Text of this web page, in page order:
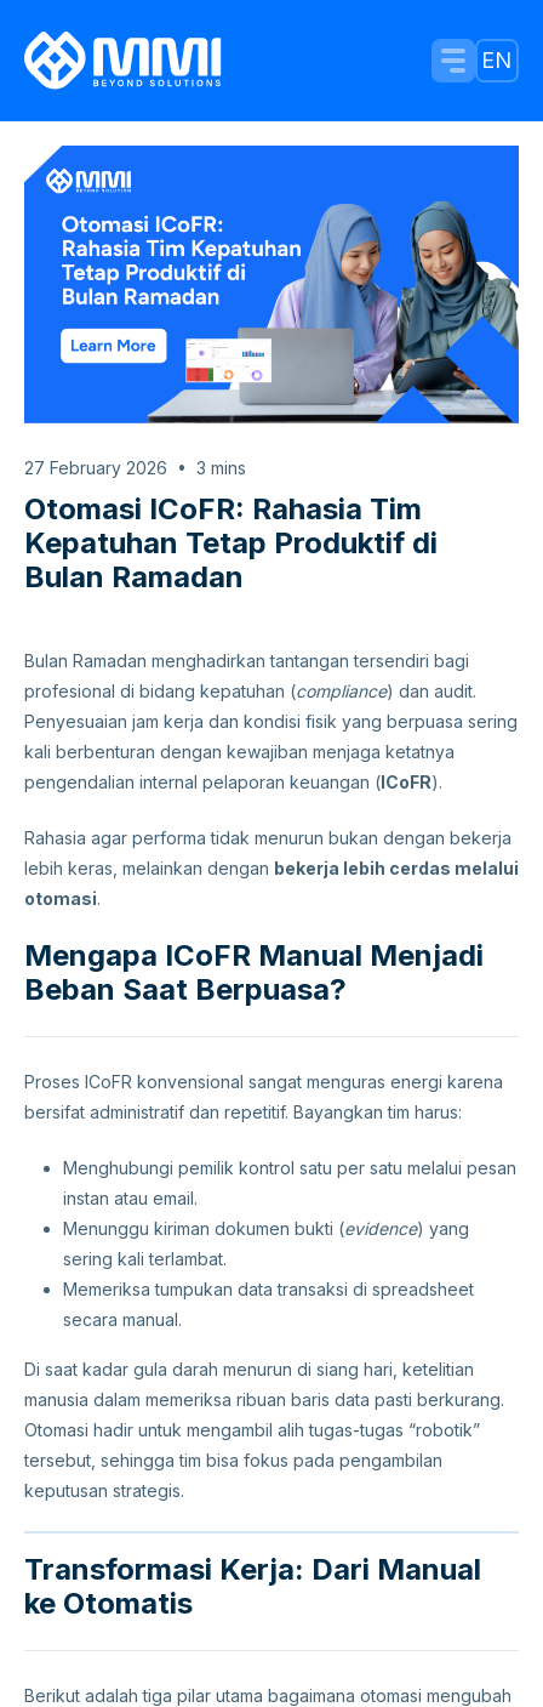
Menu
EN
27 February 2026 3 mins
Otomasi ICoFR: Rahasia Tim
Kepatuhan Tetap Produktif di
Bulan Ramadan
Bulan Ramadan menghadirkan tantangan tersendiri bagi
profesional di bidang kepatuhan (compliance) dan audit.
Penyesuaian jam kerja dan kondisi fisik yang berpuasa sering
kali berbenturan dengan kewajiban menjaga ketatnya
pengendalian internal pelaporan keuangan (ICoFR).
Rahasia agar performa tidak menurun bukan dengan bekerja
lebih keras, melainkan dengan bekerja lebih cerdas melalui
otomasi.
Mengapa ICoFR Manual Menjadi
Beban Saat Berpuasa?
Proses ICoFR konvensional sangat menguras energi karena
bersifat administratif dan repetitif. Bayangkan tim harus:
Menghubungi pemilik kontrol satu per satu melalui pesan
instan atau email.
Menunggu kiriman dokumen bukti (evidence) yang
sering kali terlambat.
Memeriksa tumpukan data transaksi di spreadsheet
secara manual.
Di saat kadar gula darah menurun di siang hari, ketelitian
manusia dalam memeriksa ribuan baris data pasti berkurang.
Otomasi hadir untuk mengambil alih tugas-tugas “robotik”
tersebut, sehingga tim bisa fokus pada pengambilan
keputusan strategis.
Transformasi Kerja: Dari Manual
ke Otomatis
Berikut adalah tiga pilar utama bagaimana otomasi mengubah